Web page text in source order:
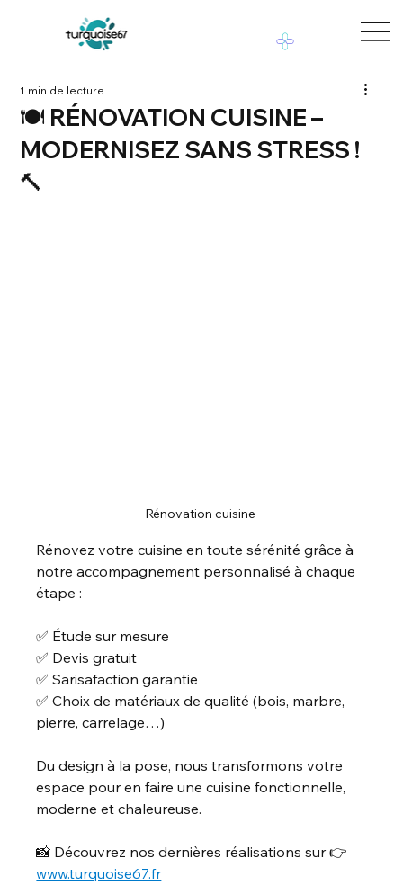
🍽️ RÉNOVATION CUISINE –
MODERNISEZ SANS STRESS !
🔨
1 min de lecture
Rénovation cuisine
Rénovez votre cuisine en toute sérénité grâce à
notre accompagnement personnalisé à chaque
étape :
✅ Étude sur mesure
✅ Devis gratuit
✅ Sarisafaction garantie
✅ Choix de matériaux de qualité (bois, marbre,
pierre, carrelage…)
Du design à la pose, nous transformons votre
espace pour en faire une cuisine fonctionnelle,
moderne et chaleureuse.
📸 Découvrez nos dernières réalisations sur 👉
www.turquoise67.fr